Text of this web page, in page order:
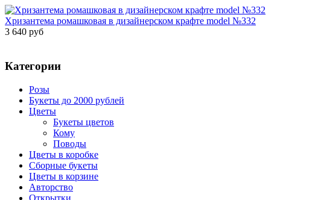
Хризантема ромашковая в дизайнерском крафте model №332
3 640 руб
Категории
Розы
Букеты до 2000 рублей
Цветы
Букеты цветов
Кому
Поводы
Цветы в коробке
Сборные букеты
Цветы в корзине
Авторство
Открытки